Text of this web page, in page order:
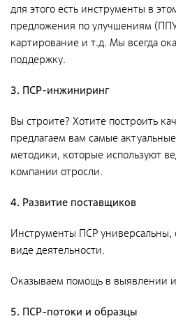
для этого есть инструменты в
предложения по улучшениям
картирование и т.д. Мы всегда
поддержку.
3. ПСР-инжиниринг
Вы строите? Хотите построить
предлагаем вам самые
методики, которые используют
компании отросли.
4. Развитие поставщиков
Инструменты ПСР
виде деятельности.
Оказываем помощь в выявлении
5. ПСР-потоки и образцы
Направления
Обращение с РАО и ОИИИ
Радиационный и экологический
Региональный учет и контроль
источников ионизирующего
отходов
Радиационно-аварийные и
реабилитационные работы
Специализированный
Журналистам
СМИ о нас
Контакты для прессы